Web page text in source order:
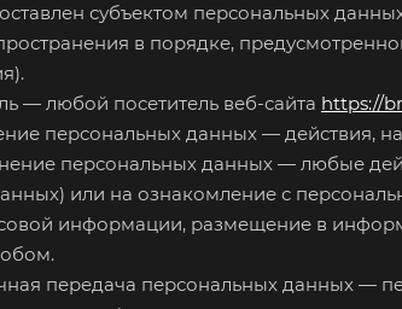
субъектом персональных
в порядке,
— любой посетитель веб-сайта https://
персональных данных —
персональных данных — любые
или на ознакомление с
информации, размещение в
передача персональных данных —